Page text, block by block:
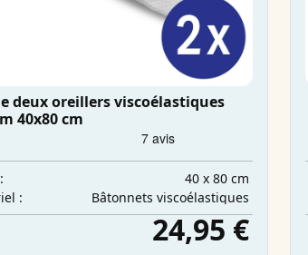
deux oreillers viscoélastiques
40x80 cm
40 x 80 cm
:
Bâtonnets viscoélastiques
24,95 €